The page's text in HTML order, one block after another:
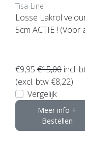
Tisa-Line
Losse Lakrol
5cm ACTIE ! (Voor
€9,95 €15,00 incl.
(excl. btw €8,22)
Vergelijk
Meer info +
Bestellen